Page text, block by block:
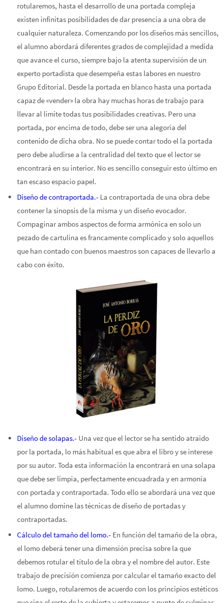
rotularemos, hasta el desarrollo de una portada compleja
existen infinitas posibilidades de dar presencia a una obra de
cualquier naturaleza. Comenzando por los diseños más sencillos,
el alumno abordará diferentes grados de complejidad a medida
que avance el curso, siempre bajo la atenta supervisión de un
experto portadista que desempeña estas labores en nuestro
Grupo Editorial. Desde la portada en blanco hasta una portada
capaz de «vender» la obra hay muchas horas de trabajo para
llevar al límite todas tus posibilidades creativas. Pero una
portada, por encima de todo, debe ser una alegoría del
contenido de dicha obra. No se puede contar todo el la portada
pero debe aludirse a la centralidad del texto que el lector se
encontrará en su interior. No es sencillo conseguir esto último en
tan escaso espacio papel.
Diseño de contraportada.- La contraportada de una obra debe
contener la sinopsis de la misma y un diseño evocador.
Compaginar ambos aspectos de forma armónica en solo un
pezado de cartulina es francamente complicado y solo aquellos
que han contado con buenos maestros son capaces de llevarlo a
cabo con éxito.
Diseño de solapas.- Una vez que el lector se ha sentido atraido
por la portada, lo más habitual es que abra el libro y se interese
por su autor. Toda esta información la encontrará en una solapa
que debe ser limpia, perfectamente encuadrada y en armonía
con portada y contraportada. Todo ello se abordará una vez que
el alumno domine las técnicas de diseño de portadas y
contraportadas.
Cálculo del tamaño del lomo.- En función del tamaño de la obra,
el lomo deberá tener una dimensión precisa sobre la que
debemos rotular el título de la obra y el nombre del autor. Este
trabajo de precisión comienza por calcular el tamaño exacto del
lomo. Luego, rotularemos de acuerdo con los principios estéticos